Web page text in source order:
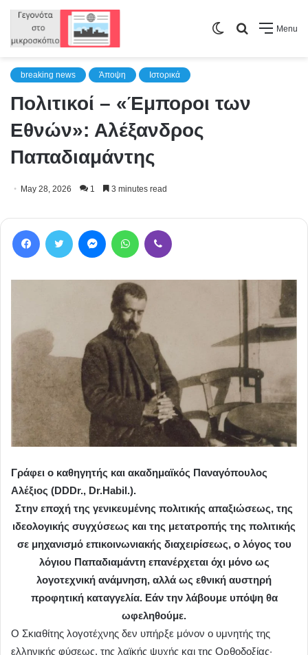
Menu
Search
Switch
breaking news Άποψη Ιστορικά
Πολιτικοί – «Έμποροι των
Εθνών»: Αλέξανδρος
Παπαδιαμάντης
May 28, 2026 1 3 minutes read
Γράφει ο καθηγητής και ακαδημαϊκός Παναγόπουλος
Αλέξιος (DDDr., Dr.Habil.).
Στην εποχή της γενικευμένης πολιτικής απαξιώσεως, της
ιδεολογικής συγχύσεως και της μετατροπής της πολιτικής
σε μηχανισμό επικοινωνιακής διαχειρίσεως, ο λόγος του
λόγιου Παπαδιαμάντη επανέρχεται όχι μόνο ως
λογοτεχνική ανάμνηση, αλλά ως εθνική αυστηρή
προφητική καταγγελία. Εάν την λάβουμε υπόψη θα
ωφεληθούμε.
Ο Σκιαθίτης λογοτέχνης δεν υπήρξε μόνον ο υμνητής της
ελληνικής φύσεως, της λαϊκής ψυχής και της Ορθοδοξίας·